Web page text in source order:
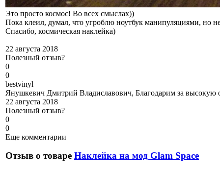
Это просто космос! Во всех смыслах))
Пока клеил, думал, что угроблю ноутбук манипуляциями, но
Спасибо, космическая наклейка)
22 августа 2018
Полезный отзыв?
0
0
bestvinyl
Янушкевич Дмитрий Владиславович, Благодарим за
22 августа 2018
Полезный отзыв?
0
0
Еще комментарии
Отзыв о товаре Наклейка на мод Glam Space